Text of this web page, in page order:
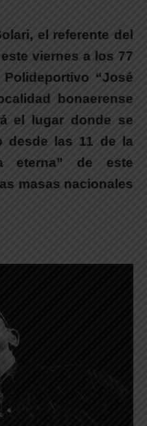
el referente del
viernes a los 77
“José
bonaerense
el lugar donde se
desde las 11 de la
eterna” de este
masas nacionales